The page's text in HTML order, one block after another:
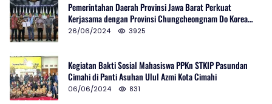
Pemerintahan Daerah Provinsi Jawa Barat Perkuat
Kerjasama dengan Provinsi Chungcheongnam Do Korea
Selatan
26/06/2024 3925
Kegiatan Bakti Sosial Mahasiswa PPKn STKIP Pasundan
Cimahi di Panti Asuhan Ulul Azmi Kota Cimahi
06/06/2024 831